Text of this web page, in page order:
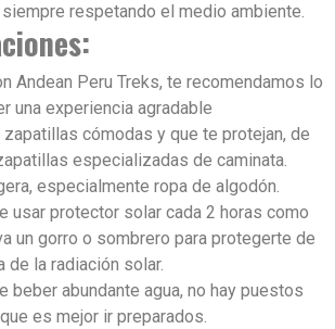
respetando el medio ambiente.
Andean Peru Treks, te recomendamos lo
una experiencia agradable
zapatillas cómodas y que te protejan, de
especializadas de caminata.
especialmente ropa de algodón.
usar protector solar cada 2 horas como
un gorro o sombrero para protegerte de
de la radiación solar.
beber abundante agua, no hay puestos
es mejor ir preparados.